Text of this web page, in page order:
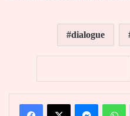
dialogue
FacebookX